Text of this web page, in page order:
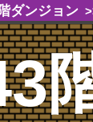
ダンジョン